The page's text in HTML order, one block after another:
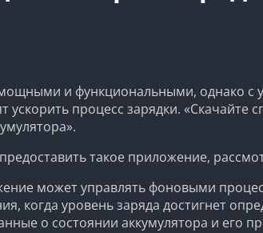
и функциональными, однако с
ускорить процесс зарядки.
такое приложение,
может управлять фоновыми
когда уровень заряда достигнет
о состоянии аккумулятора и его